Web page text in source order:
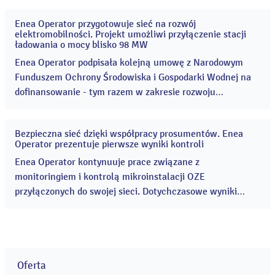
o zużyciu energii do operatora sieci. ...
27
lip
Enea Operator przygotowuje sieć na rozwój
elektromobilności. Projekt umożliwi przyłączenie stacji
ładowania o mocy blisko 98 MW
Enea Operator podpisała kolejną umowę z Narodowym
Funduszem Ochrony Środowiska i Gospodarki Wodnej na
dofinansowanie - tym razem w zakresie rozwoju
14
Bezpieczna sieć dzięki współpracy prosumentów. Enea
Operator prezentuje pierwsze wyniki kontroli
Enea Operator kontynuuje prace związane z
monitoringiem i kontrolą mikroinstalacji OZE
przyłączonych do swojej sieci. Dotychczasowe wyniki
Oferta